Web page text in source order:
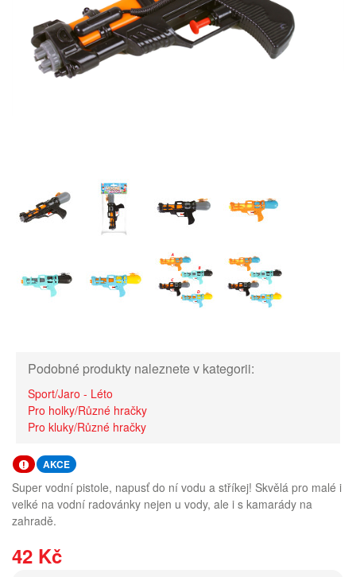
Podobné produkty naleznete v kategorii:
Sport/Jaro - Léto
Pro holky/Různé hračky
Pro kluky/Různé hračky
AKCE
Super vodní pistole, napusť do ní vodu a stříkej! Skvělá pro malé i
velké na vodní radovánky nejen u vody, ale i s kamarády na
zahradě.
42 Kč